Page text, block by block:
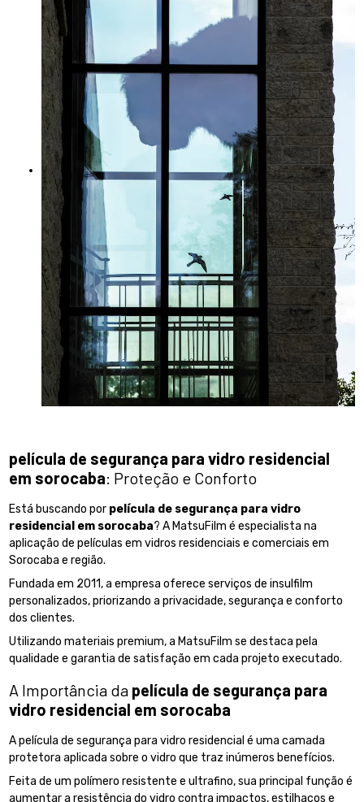
película de segurança para vidro residencial
em sorocaba: Proteção e Conforto
Está buscando por película de segurança para vidro
residencial em sorocaba? A MatsuFilm é especialista na
aplicação de películas em vidros residenciais e comerciais em
Sorocaba e região.
Fundada em 2011, a empresa oferece serviços de insulfilm
personalizados, priorizando a privacidade, segurança e conforto
dos clientes.
Utilizando materiais premium, a MatsuFilm se destaca pela
qualidade e garantia de satisfação em cada projeto executado.
A Importância da película de segurança para
vidro residencial em sorocaba
A película de segurança para vidro residencial é uma camada
protetora aplicada sobre o vidro que traz inúmeros benefícios.
Feita de um polímero resistente e ultrafino, sua principal função é
aumentar a resistência do vidro contra impactos, estilhaços e